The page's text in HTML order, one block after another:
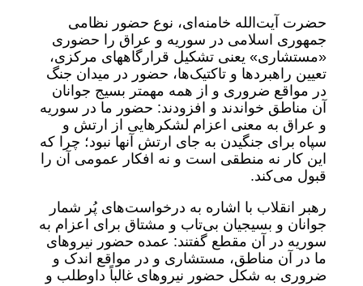
حضرت آیت‌الله خامنه‌ای، نوع حضور نظامی
جمهوری اسلامی در سوریه و عراق را حضوری
«مستشاری» یعنی تشکیل قرارگاههای مرکزی،
تعیین راهبردها و تاکتیک‌ها، حضور در میدان جنگ
در مواقع ضروری و از همه مهمتر بسیج جوانان
آن مناطق خواندند و افزودند: حضور ما در سوریه
و عراق به معنی اعزام لشکرهایی از ارتش و
سپاه برای جنگیدن به جای ارتش آنها نبود؛ چرا که
این کار نه منطقی است و نه افکار عمومی آن را
قبول می‌کند.
رهبر انقلاب با اشاره به درخواست‌های پُر شمار
جوانان و بسیجیان بی‌تاب و مشتاق برای اعزام به
سوریه در آن مقطع گفتند: عمده حضور نیروهای
ما در آن مناطق، مستشاری و در مواقع اندک و
ضروری به شکل حضور نیروهای غالباً داوطلب و